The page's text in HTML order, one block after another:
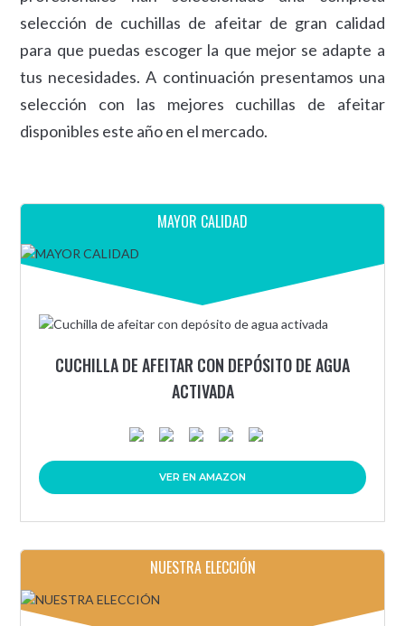
selección de cuchillas de afeitar de gran calidad
para que puedas escoger la que mejor se adapte a
tus necesidades. A continuación presentamos una
selección con las mejores cuchillas de afeitar
disponibles este año en el mercado.
MAYOR CALIDAD
CUCHILLA DE AFEITAR CON DEPÓSITO DE AGUA
ACTIVADA
VER EN AMAZON
NUESTRA ELECCIÓN